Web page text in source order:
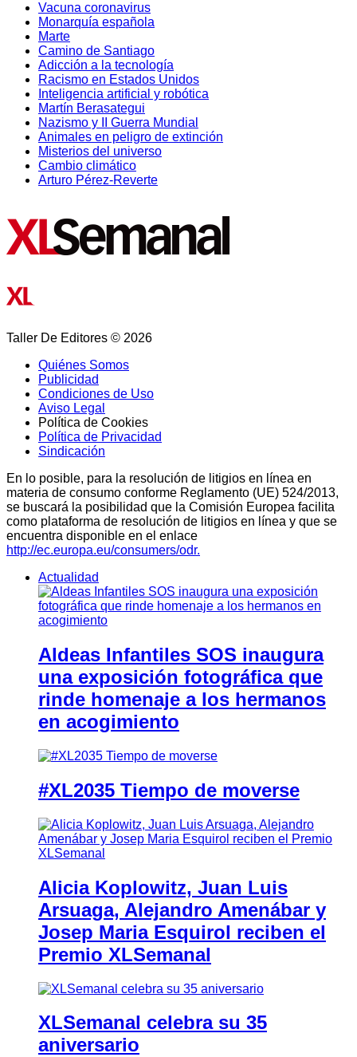
Vacuna coronavirus
Monarquía española
Marte
Camino de Santiago
Adicción a la tecnología
Racismo en Estados Unidos
Inteligencia artificial y robótica
Martín Berasategui
Nazismo y II Guerra Mundial
Animales en peligro de extinción
Misterios del universo
Cambio climático
Arturo Pérez-Reverte
Taller De Editores © 2026
Quiénes Somos
Publicidad
Condiciones de Uso
Aviso Legal
Política de Cookies
Política de Privacidad
Sindicación
En lo posible, para la resolución de litigios en línea en
materia de consumo conforme Reglamento (UE) 524/2013,
se buscará la posibilidad que la Comisión Europea facilita
como plataforma de resolución de litigios en línea y que se
encuentra disponible en el enlace
http://ec.europa.eu/consumers/odr.
Actualidad
Aldeas Infantiles SOS inaugura
una exposición fotográfica que
rinde homenaje a los hermanos
en acogimiento
#XL2035 Tiempo de moverse
Alicia Koplowitz, Juan Luis
Arsuaga, Alejandro Amenábar y
Josep Maria Esquirol reciben el
Premio XLSemanal
XLSemanal celebra su 35
aniversario